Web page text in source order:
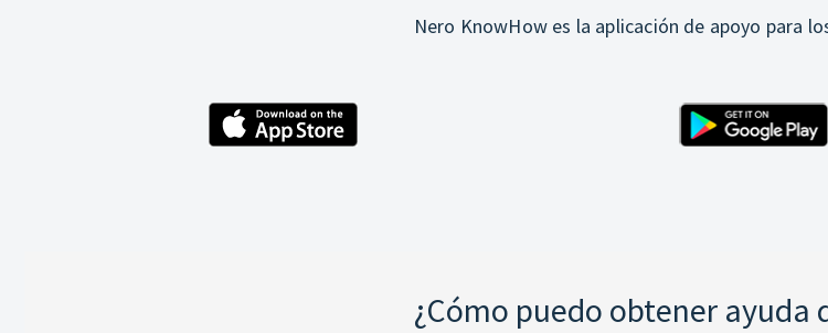
Nero KnowHow es la aplicación de apoyo para
¿Cómo puedo obtener ayuda